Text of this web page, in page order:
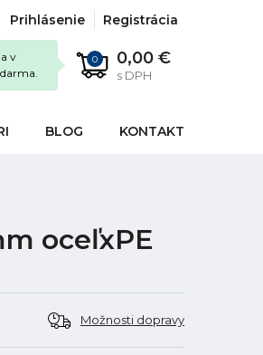
Prihlásenie Registrácia
0 0,00 €
s DPH
a v
BLOG KONTAKT
oceľxPE
Možnosti dopravy